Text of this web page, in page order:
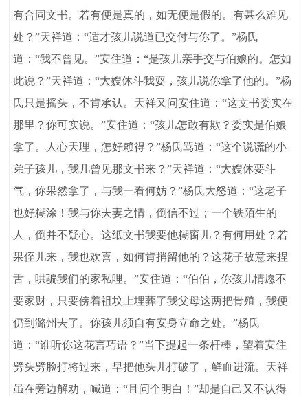
有合同文书。若有便是真的，如无便是假的。有甚么难见
处？”天祥道：“适才孩儿说道已交付与你了。”杨氏
道：“我不曾见。”安住道：“是孩儿亲手交与伯娘的。怎如
此说？”天祥道：“大嫂休斗我耍，孩儿说你拿了他的。”杨
氏只是摇头，不肯承认。天祥又问安住道：“这文书委实在
那里？你可实说。”安住道：“孩儿怎敢有欺？委实是伯娘
拿了。人心天理，怎好赖得？”杨氏骂道：“这个说谎的小
弟子孩儿，我几曾见那文书来？”天祥道：“大嫂休要斗
气，你果然拿了，与我一看何妨？”杨氏大怒道：“这老子
也好糊涂！我与你夫妻之情，倒信不过；一个铁陌生的
人，倒并不疑心。这纸文书我要他糊窗儿？有何用处？若
果侄儿来，我也欢喜，如何肯捎留他的？这花子故意来捏
舌，哄骗我们的家私哩。”安住道：“伯伯，你孩儿情愿不
要家财，只要傍着祖坟上埋葬了我父母这两把骨殖，我便
仍到潞州去了。你孩儿须自有安身立命之处。”杨氏
道：“谁听你这花言巧语？”当下提起一条杆棒，望着安住
劈头劈脸打将过来，早把他头儿打破了，鲜血进流。天祥
虽在旁边解劝，喊道：“且问个明白！”却是自己又不认得